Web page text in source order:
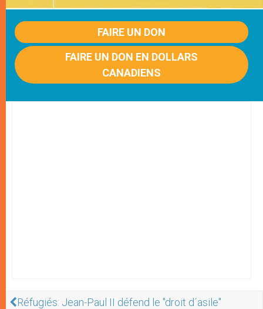
FAIRE UN DON
FAIRE UN DON EN DOLLARS
CANADIENS
Réfugiés: Jean-Paul II défend le "droit d´asile"